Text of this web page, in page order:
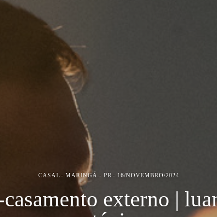
CASAL MARINGÁ - PR 16/NOVEMBRO/2024
externo |